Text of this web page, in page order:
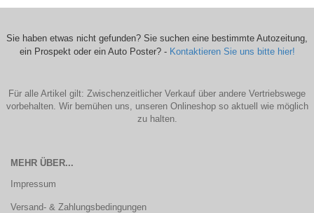
Sie haben etwas nicht gefunden? Sie suchen eine bestimmte Autozeitung,
ein Prospekt oder ein Auto Poster? - Kontaktieren Sie uns bitte hier!
Für alle Artikel gilt: Zwischenzeitlicher Verkauf über andere Vertriebswege
vorbehalten. Wir bemühen uns, unseren Onlineshop so aktuell wie möglich
zu halten.
MEHR ÜBER...
Impressum
Versand- & Zahlungsbedingungen